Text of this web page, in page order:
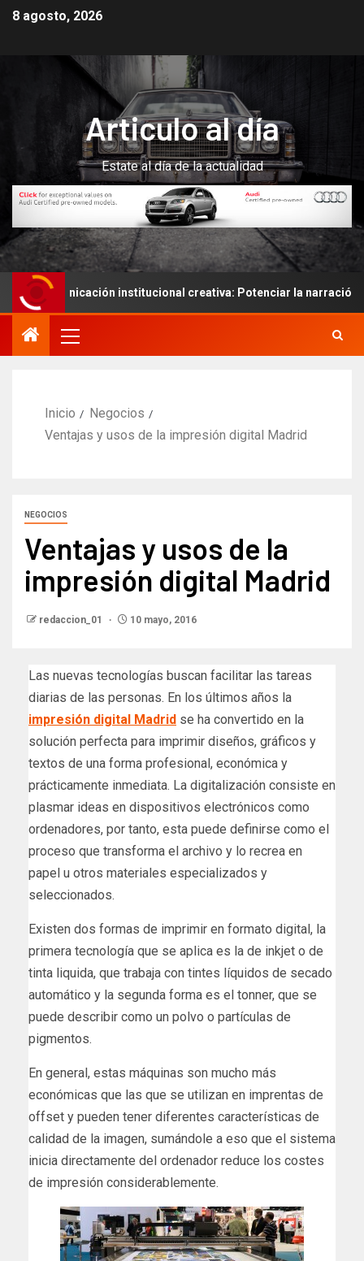
8 agosto, 2026
Articulo al día
Estate al día de la actualidad
institucional creativa: Potenciar la narración de
Inicio
Negocios
Ventajas y usos de la impresión digital Madrid
NEGOCIOS
Ventajas y usos de la
impresión digital Madrid
redaccion_01 10 mayo, 2016
Las nuevas tecnologías buscan facilitar las tareas
diarias de las personas. En los últimos años la
impresión digital Madrid se ha convertido en la
solución perfecta para imprimir diseños, gráficos y
textos de una forma profesional, económica y
prácticamente inmediata. La digitalización consiste en
plasmar ideas en dispositivos electrónicos como
ordenadores, por tanto, esta puede definirse como el
proceso que transforma el archivo y lo recrea en
papel u otros materiales especializados y
seleccionados.
Existen dos formas de imprimir en formato digital, la
primera tecnología que se aplica es la de inkjet o de
tinta liquida, que trabaja con tintes líquidos de secado
automático y la segunda forma es el tonner, que se
puede describir como un polvo o partículas de
pigmentos.
En general, estas máquinas son mucho más
económicas que las que se utilizan en imprentas de
offset y pueden tener diferentes características de
calidad de la imagen, sumándole a eso que el sistema
inicia directamente del ordenador reduce los costes
de impresión considerablemente.